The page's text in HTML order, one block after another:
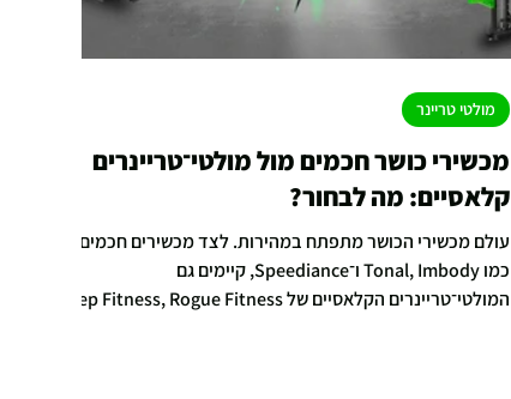
מכשירי כושר חכמים מול מולטי־טריינרים
קלאסיים: מה לבחור?
עולם מכשירי הכושר מתפתח במהירות. לצד מכשירים חכמים
כמו Tonal, Imbody ו־Speediance, קיימים גם
המולטי־טריינרים הקלאסיים של Rep Fitness, Rogue Fitness
מולטי טריינר